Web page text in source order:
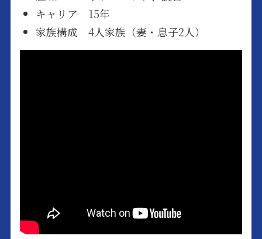
キャリア 15年
家族構成 4人家族（妻・息子2人）